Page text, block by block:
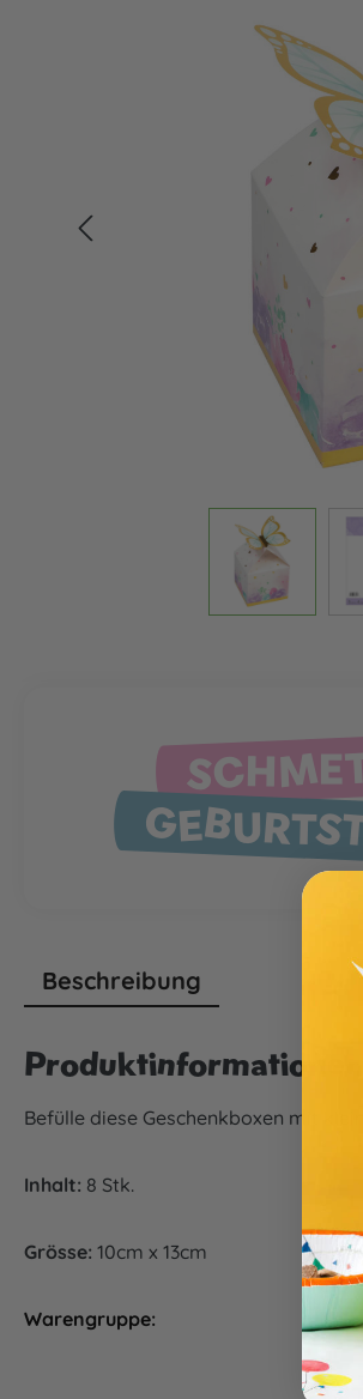
Beschreibung
Befülle diese Geschenkboxen mit
Inhalt: 8 Stk.
Grösse: 10cm x 13cm
Warengruppe: